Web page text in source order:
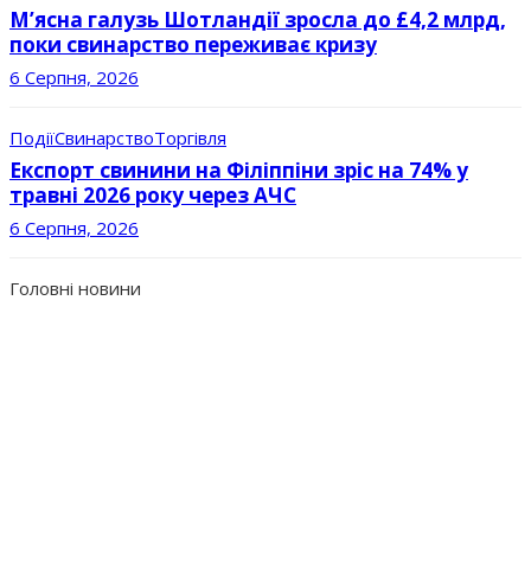
М’ясна галузь Шотландії зросла до £4,2 млрд,
поки свинарство переживає кризу
6 Серпня, 2026
ПодіїСвинарствоТоргівля
Експорт свинини на Філіппіни зріс на 74% у
травні 2026 року через АЧС
6 Серпня, 2026
Головні новини